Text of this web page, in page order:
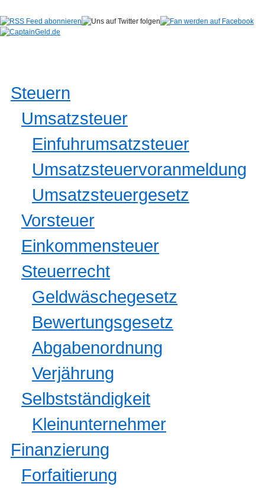
Steuern
Umsatzsteuer
Einfuhrumsatzsteuer
Umsatzsteuervoranmeldung
Umsatzsteuergesetz
Vorsteuer
Einkommensteuer
Steuerrecht
Geldwäschegesetz
Bewertungsgesetz
Abgabenordnung
Verjährung
Selbstständigkeit
Kleinunternehmer
Finanzierung
Forfaitierung